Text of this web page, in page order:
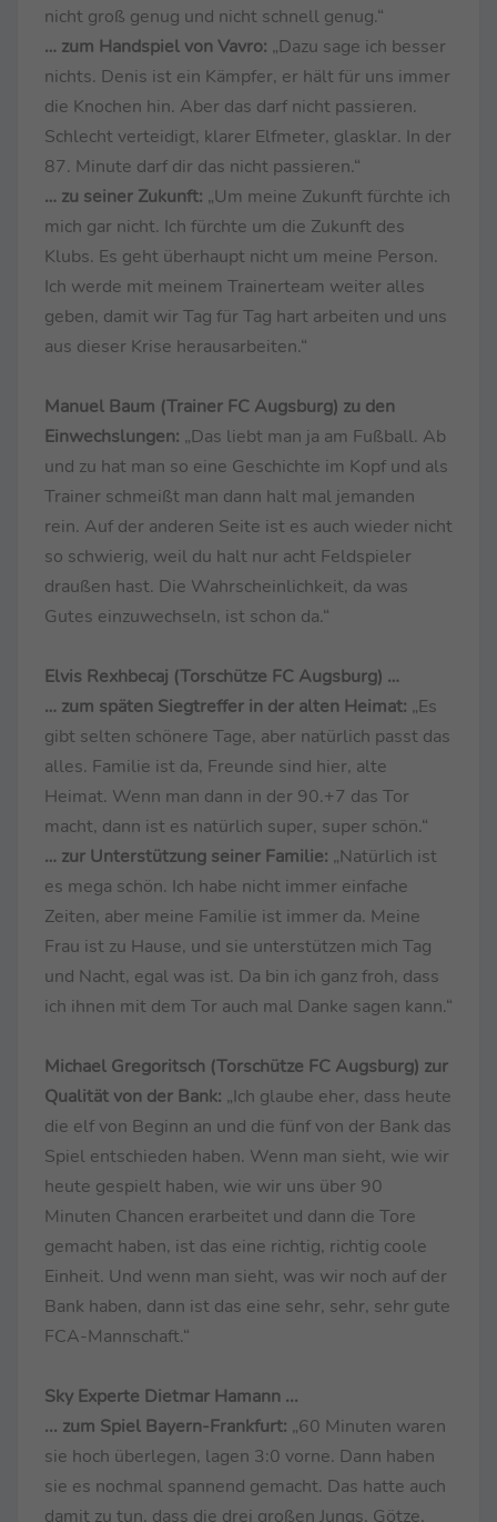
nicht groß genug und nicht schnell genug.“
… zum Handspiel von Vavro: „Dazu sage ich besser
nichts. Denis ist ein Kämpfer, er hält für uns immer
die Knochen hin. Aber das darf nicht passieren.
Schlecht verteidigt, klarer Elfmeter, glasklar. In der
87. Minute darf dir das nicht passieren.“
… zu seiner Zukunft: „Um meine Zukunft fürchte ich
mich gar nicht. Ich fürchte um die Zukunft des
Klubs. Es geht überhaupt nicht um meine Person.
Ich werde mit meinem Trainerteam weiter alles
geben, damit wir Tag für Tag hart arbeiten und uns
aus dieser Krise herausarbeiten.“
Manuel Baum (Trainer FC Augsburg) zu den
Einwechslungen: „Das liebt man ja am Fußball. Ab
und zu hat man so eine Geschichte im Kopf und als
Trainer schmeißt man dann halt mal jemanden
rein. Auf der anderen Seite ist es auch wieder nicht
so schwierig, weil du halt nur acht Feldspieler
draußen hast. Die Wahrscheinlichkeit, da was
Gutes einzuwechseln, ist schon da.“
Elvis Rexhbecaj (Torschütze FC Augsburg) …
… zum späten Siegtreffer in der alten Heimat: „Es
gibt selten schönere Tage, aber natürlich passt das
alles. Familie ist da, Freunde sind hier, alte
Heimat. Wenn man dann in der 90.+7 das Tor
macht, dann ist es natürlich super, super schön.“
… zur Unterstützung seiner Familie: „Natürlich ist
es mega schön. Ich habe nicht immer einfache
Zeiten, aber meine Familie ist immer da. Meine
Frau ist zu Hause, und sie unterstützen mich Tag
und Nacht, egal was ist. Da bin ich ganz froh, dass
ich ihnen mit dem Tor auch mal Danke sagen kann.“
Michael Gregoritsch (Torschütze FC Augsburg) zur
Qualität von der Bank: „Ich glaube eher, dass heute
die elf von Beginn an und die fünf von der Bank das
Spiel entschieden haben. Wenn man sieht, wie wir
heute gespielt haben, wie wir uns über 90
Minuten Chancen erarbeitet und dann die Tore
gemacht haben, ist das eine richtig, richtig coole
Einheit. Und wenn man sieht, was wir noch auf der
Bank haben, dann ist das eine sehr, sehr, sehr gute
FCA-Mannschaft.“
Sky Experte Dietmar Hamann ...
... zum Spiel Bayern-Frankfurt: „60 Minuten waren
sie hoch überlegen, lagen 3:0 vorne. Dann haben
sie es nochmal spannend gemacht. Das hatte auch
damit zu tun, dass die drei großen Jungs, Götze,